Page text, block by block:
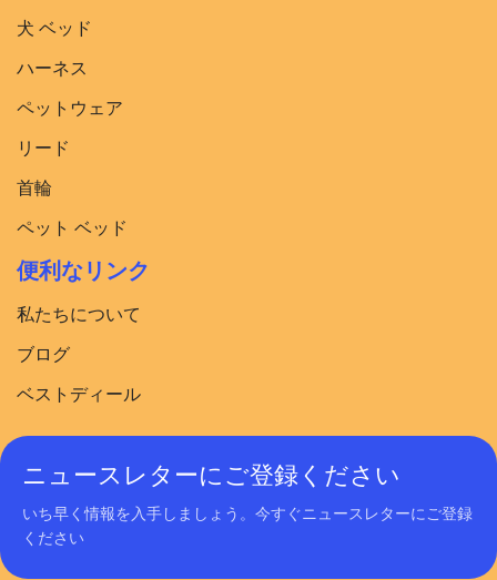
犬 ベッド​
ハーネス
ペットウェア
リード
首輪
ペット ベッド
便利なリンク
私たちについて
ブログ
ベストディール
ニュースレターにご登録ください
いち早く情報を入手しましょう。今すぐニュースレターにご登録
ください